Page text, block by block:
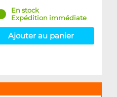
En stock
Expédition immédiate
Ajouter au panier